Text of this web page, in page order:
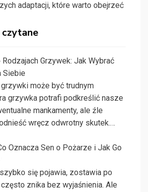
adaptacji, które warto obejrzeć
czytane
Grzywek: Jak Wybrać
Siebie
może być trudnym
grzywka potrafi podkreślić nasze
mankamenty, ale źle
wręcz odwrotny skutek.…
Oznacza Sen o Pożarze i Jak Go
się pojawia, zostawia po
znika bez wyjaśnienia. Ale